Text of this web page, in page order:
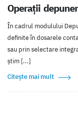
Operații
În cadrul modulului
definite în dosarele
sau prin selectare
știm [...]
Citește mai mult